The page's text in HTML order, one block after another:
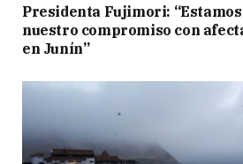
Presidenta Fujimori:
nuestro compromiso con
en Junín”